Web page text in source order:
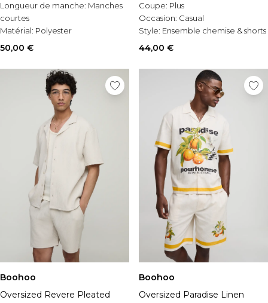
Longueur de manche: Manches
courtes
Matérial: Polyester
Style: Ensemble chemise & shorts
50,00 €
Coupe: Plus
Occasion: Casual
Style: Ensemble chemise & shorts
44,00 €
Boohoo
Oversized Revere Pleated
Boohoo
Oversized Paradise Linen